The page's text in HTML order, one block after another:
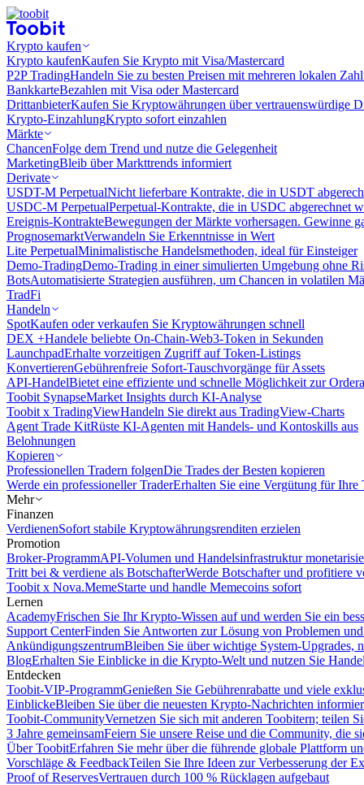
Krypto kaufen
Krypto kaufenKaufen Sie Krypto mit Visa/Mastercard
P2P TradingHandeln Sie zu besten Preisen mit mehreren lokalen
BankkarteBezahlen mit Visa oder Mastercard
DrittanbieterKaufen Sie Kryptowährungen über vertrauenswürdige
Krypto-EinzahlungKrypto sofort einzahlen
Märkte
ChancenFolge dem Trend und nutze die Gelegenheit
MarketingBleib über Markttrends informiert
Derivate
USDT-M PerpetualNicht lieferbare Kontrakte, die in USDT
USDC-M PerpetualPerpetual-Kontrakte, die in USDC abgerechnet
Ereignis-KontrakteBewegungen der Märkte vorhersagen. Gewinne
PrognosemarktVerwandeln Sie Erkenntnisse in Wert
Lite PerpetualMinimalistische Handelsmethoden, ideal für Einsteiger
Demo-TradingDemo-Trading in einer simulierten Umgebung ohne
BotsAutomatisierte Strategien ausführen, um Chancen in volatilen
TradFi
Handeln
SpotKaufen oder verkaufen Sie Kryptowährungen schnell
DEX +Handele beliebte On-Chain-Web3-Token in Sekunden
LaunchpadErhalte vorzeitigen Zugriff auf Token-Listings
KonvertierenGebührenfreie Sofort-Tauschvorgänge für Assets
API-HandelBietet eine effiziente und schnelle Möglichkeit zur
Toobit SynapseMarket Insights durch KI-Analyse
Toobit x TradingViewHandeln Sie direkt aus TradingView-Charts
Agent Trade KitRüste KI-Agenten mit Handels- und Kontoskills aus
Belohnungen
Kopieren
Professionellen Tradern folgenDie Trades der Besten kopieren
Werde ein professioneller TraderErhalten Sie eine Vergütung für Ihre
Mehr
Finanzen
VerdienenSofort stabile Kryptowährungsrenditen erzielen
Promotion
Broker-ProgrammAPI-Volumen und Handelsinfrastruktur
Tritt bei & verdiene als BotschafterWerde Botschafter und profitiere
Toobit x Nova.MemeStarte und handle Memecoins sofort
Lernen
AcademyFrischen Sie Ihr Krypto-Wissen auf und werden Sie ein
Support CenterFinden Sie Antworten zur Lösung von Problemen
AnkündigungszentrumBleiben Sie über wichtige System-Upgrades,
BlogErhalten Sie Einblicke in die Krypto-Welt und nutzen Sie
Entdecken
Toobit-VIP-ProgrammGenießen Sie Gebührenrabatte und viele
EinblickeBleiben Sie über die neuesten Krypto-Nachrichten
Toobit-CommunityVernetzen Sie sich mit anderen Toobitern; teilen
3 Jahre gemeinsamFeiern Sie unsere Reise und die Community, die
Über ToobitErfahren Sie mehr über die führende globale Plattform
Vorschläge & FeedbackTeilen Sie Ihre Ideen zur Verbesserung der
Proof of ReservesVertrauen durch 100 % Rücklagen aufgebaut